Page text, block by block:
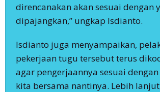
direncanakan akan sesuai dengan
dipajangkan,” ungkap Isdianto.
Isdianto juga menyampaikan,
pekerjaan tugu tersebut terus
agar pengerjaannya sesuai
kita bersama nantinya. Lebih